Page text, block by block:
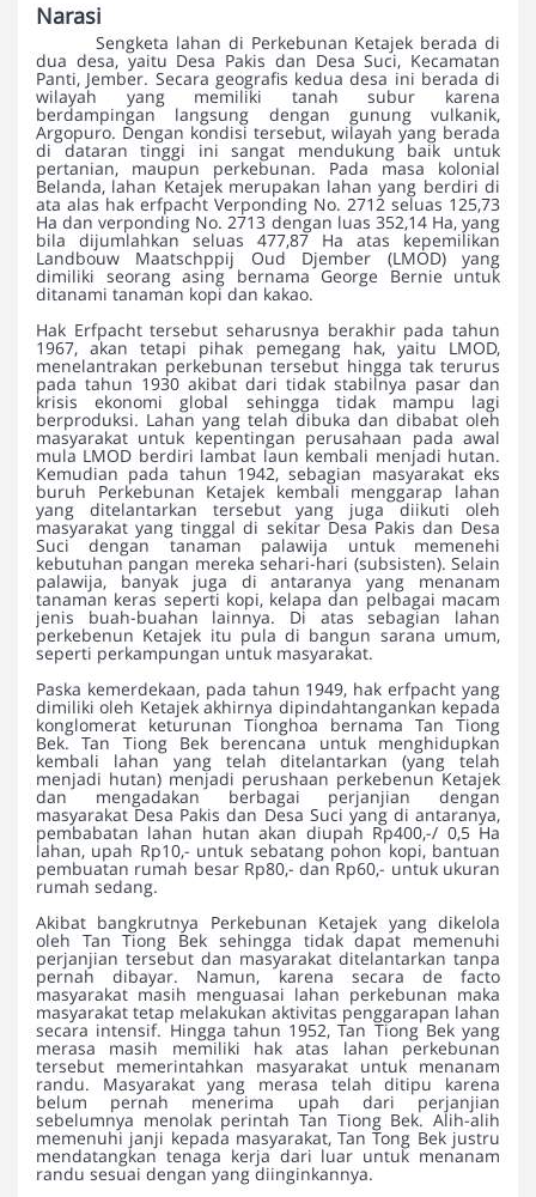
Narasi
Sengketa lahan di Perkebunan Ketajek berada di
dua desa, yaitu Desa Pakis dan Desa Suci, Kecamatan
Panti, Jember. Secara geografis kedua desa ini berada di
wilayah yang memiliki tanah subur karena
berdampingan langsung dengan gunung vulkanik,
Argopuro. Dengan kondisi tersebut, wilayah yang berada
di dataran tinggi ini sangat mendukung baik untuk
pertanian, maupun perkebunan. Pada masa kolonial
Belanda, lahan Ketajek merupakan lahan yang berdiri di
ata alas hak erfpacht Verponding No. 2712 seluas 125,73
Ha dan verponding No. 2713 dengan luas 352,14 Ha, yang
bila dijumlahkan seluas 477,87 Ha atas kepemilikan
Landbouw Maatschppij Oud Djember (LMOD) yang
dimiliki seorang asing bernama George Bernie untuk
ditanami tanaman kopi dan kakao.
Hak Erfpacht tersebut seharusnya berakhir pada tahun
1967, akan tetapi pihak pemegang hak, yaitu LMOD,
menelantrakan perkebunan tersebut hingga tak terurus
pada tahun 1930 akibat dari tidak stabilnya pasar dan
krisis ekonomi global sehingga tidak mampu lagi
berproduksi. Lahan yang telah dibuka dan dibabat oleh
masyarakat untuk kepentingan perusahaan pada awal
mula LMOD berdiri lambat laun kembali menjadi hutan.
Kemudian pada tahun 1942, sebagian masyarakat eks
buruh Perkebunan Ketajek kembali menggarap lahan
yang ditelantarkan tersebut yang juga diikuti oleh
masyarakat yang tinggal di sekitar Desa Pakis dan Desa
Suci dengan tanaman palawija untuk memenehi
kebutuhan pangan mereka sehari-hari (subsisten). Selain
palawija, banyak juga di antaranya yang menanam
tanaman keras seperti kopi, kelapa dan pelbagai macam
jenis buah-buahan lainnya. Di atas sebagian lahan
perkebenun Ketajek itu pula di bangun sarana umum,
seperti perkampungan untuk masyarakat.
Paska kemerdekaan, pada tahun 1949, hak erfpacht yang
dimiliki oleh Ketajek akhirnya dipindahtangankan kepada
konglomerat keturunan Tionghoa bernama Tan Tiong
Bek. Tan Tiong Bek berencana untuk menghidupkan
kembali lahan yang telah ditelantarkan (yang telah
menjadi hutan) menjadi perushaan perkebenun Ketajek
dan mengadakan berbagai perjanjian dengan
masyarakat Desa Pakis dan Desa Suci yang di antaranya,
pembabatan lahan hutan akan diupah Rp400,-/ 0,5 Ha
lahan, upah Rp10,- untuk sebatang pohon kopi, bantuan
pembuatan rumah besar Rp80,- dan Rp60,- untuk ukuran
rumah sedang.
Akibat bangkrutnya Perkebunan Ketajek yang dikelola
oleh Tan Tiong Bek sehingga tidak dapat memenuhi
perjanjian tersebut dan masyarakat ditelantarkan tanpa
pernah dibayar. Namun, karena secara de facto
masyarakat masih menguasai lahan perkebunan maka
masyarakat tetap melakukan aktivitas penggarapan lahan
secara intensif. Hingga tahun 1952, Tan Tiong Bek yang
merasa masih memiliki hak atas lahan perkebunan
tersebut memerintahkan masyarakat untuk menanam
randu. Masyarakat yang merasa telah ditipu karena
belum pernah menerima upah dari perjanjian
sebelumnya menolak perintah Tan Tiong Bek. Alih-alih
memenuhi janji kepada masyarakat, Tan Tong Bek justru
mendatangkan tenaga kerja dari luar untuk menanam
randu sesuai dengan yang diinginkannya.